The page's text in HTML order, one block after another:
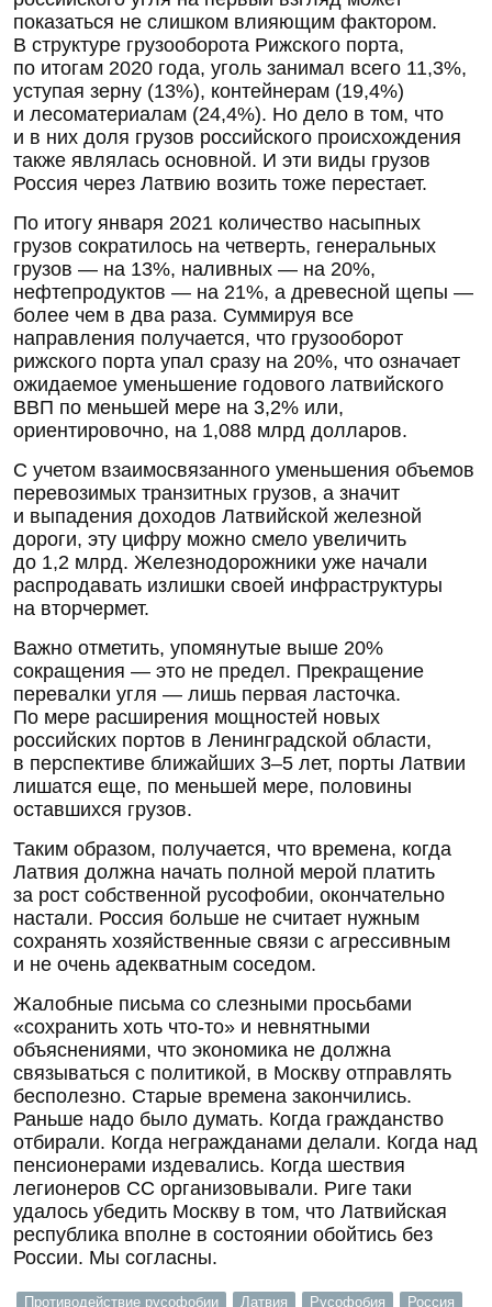
показаться не слишком влияющим фактором.
В структуре грузооборота Рижского порта,
по итогам 2020 года, уголь занимал всего 11,3%,
уступая зерну (13%), контейнерам (19,4%)
и лесоматериалам (24,4%). Но дело в том, что
и в них доля грузов российского происхождения
также являлась основной. И эти виды грузов
Россия через Латвию возить тоже перестает.
По итогу января 2021 количество насыпных
грузов сократилось на четверть, генеральных
грузов — на 13%, наливных — на 20%,
нефтепродуктов — на 21%, а древесной щепы —
более чем в два раза. Суммируя все
направления получается, что грузооборот
рижского порта упал сразу на 20%, что означает
ожидаемое уменьшение годового латвийского
ВВП по меньшей мере на 3,2% или,
ориентировочно, на 1,088 млрд долларов.
С учетом взаимосвязанного уменьшения объемов
перевозимых транзитных грузов, а значит
и выпадения доходов Латвийской железной
дороги, эту цифру можно смело увеличить
до 1,2 млрд. Железнодорожники уже начали
распродавать излишки своей инфраструктуры
на вторчермет.
Важно отметить, упомянутые выше 20%
сокращения — это не предел. Прекращение
перевалки угля — лишь первая ласточка.
По мере расширения мощностей новых
российских портов в Ленинградской области,
в перспективе ближайших 3–5 лет, порты Латвии
лишатся еще, по меньшей мере, половины
оставшихся грузов.
Таким образом, получается, что времена, когда
Латвия должна начать полной мерой платить
за рост собственной русофобии, окончательно
настали. Россия больше не считает нужным
сохранять хозяйственные связи с агрессивным
и не очень адекватным соседом.
Жалобные письма со слезными просьбами
«сохранить хоть что-то» и невнятными
объяснениями, что экономика не должна
связываться с политикой, в Москву отправлять
бесполезно. Старые времена закончились.
Раньше надо было думать. Когда гражданство
отбирали. Когда негражданами делали. Когда над
пенсионерами издевались. Когда шествия
легионеров СС организовывали. Риге таки
удалось убедить Москву в том, что Латвийская
республика вполне в состоянии обойтись без
России. Мы согласны.
Противодействие русофобии Латвия Русофобия
Россия